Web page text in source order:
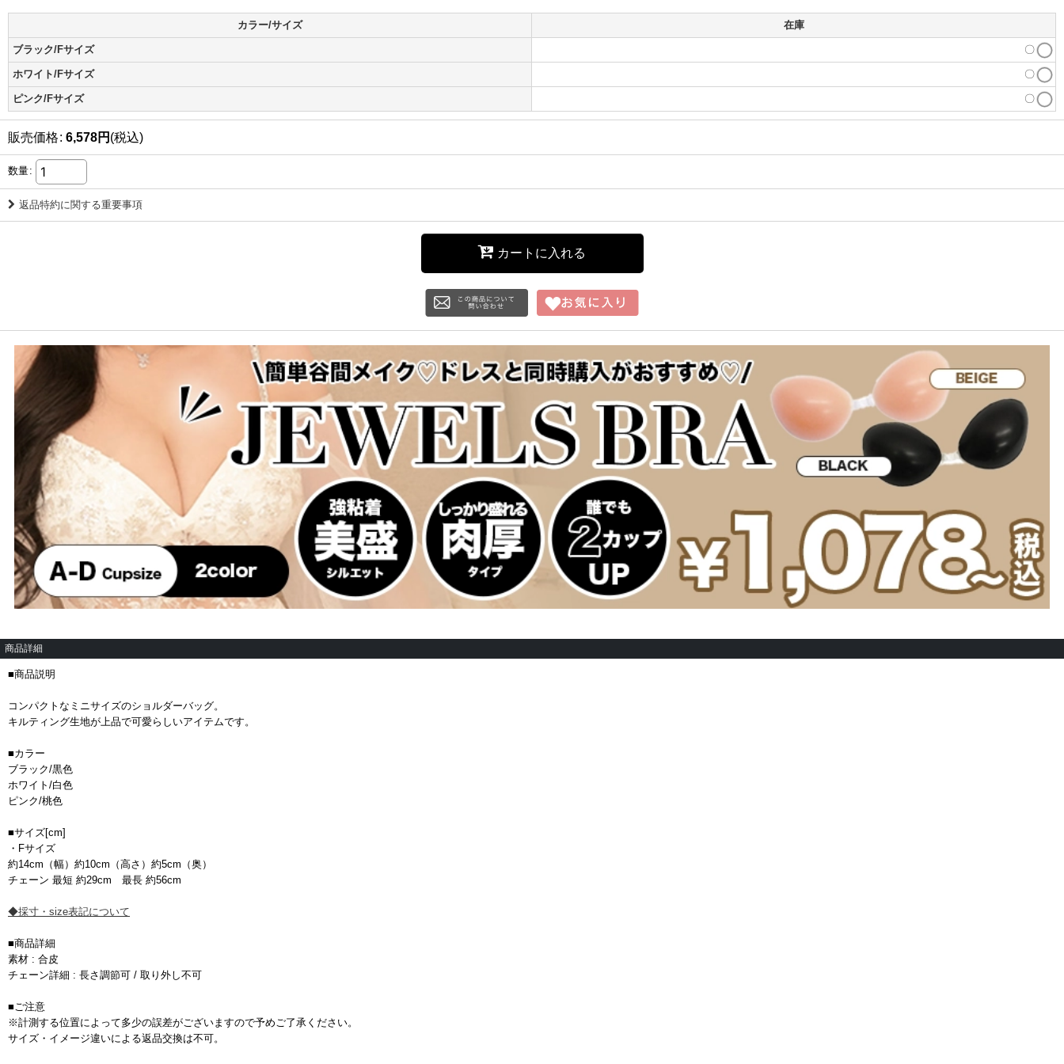
カラー/サイズ 在庫
ブラック/Fサイズ 〇
ホワイト/Fサイズ 〇
ピンク/Fサイズ 〇
販売価格: 6,578円 (税込)
数量:
返品特約に関する重要事項
カートに入れる
商品詳細
■商品説明
コンパクトなミニサイズのショルダーバッグ。
キルティング生地が上品で可愛らしいアイテムです。
■カラー
ブラック/黒色
ホワイト/白色
ピンク/桃色
■サイズ[cm]
・Fサイズ
約14cm（幅）約10cm（高さ）約5cm（奥）
チェーン 最短 約29cm 最長 約56cm
◆採寸・size表記について
■商品詳細
素材 : 合皮
チェーン詳細 : 長さ調節可 / 取り外し不可
■ご注意
※計測する位置によって多少の誤差がございますので予めご了承ください。
サイズ・イメージ違いによる返品交換は不可。